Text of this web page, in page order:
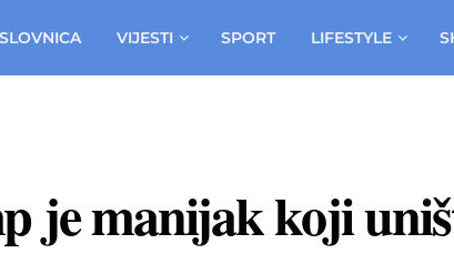
VIJESTI SPORT LIFESTYLE
je manijak koji